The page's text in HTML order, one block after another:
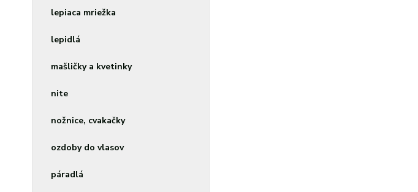
lepiaca mriežka
lepidlá
mašličky a kvetinky
nite
nožnice, cvakačky
ozdoby do vlasov
páradlá